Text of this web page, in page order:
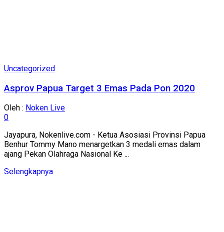
Uncategorized
Asprov Papua Target 3 Emas Pada Pon 2020
Oleh : Noken Live
0
Jayapura, Nokenlive.com - Ketua Asosiasi Provinsi Papua
Benhur Tommy Mano menargetkan 3 medali emas dalam
ajang Pekan Olahraga Nasional Ke ...
SelengkapnyaDetails